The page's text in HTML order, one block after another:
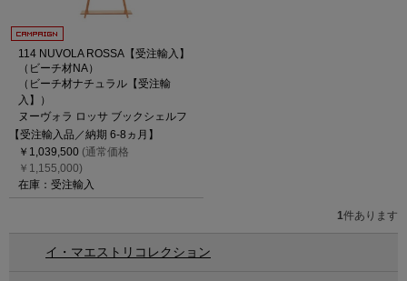
114 NUVOLA ROSSA【受注輸入】
（ビーチ材NA）
（ビーチ材ナチュラル【受注輸
入】）
ヌーヴォラ ロッサ ブックシェルフ
【受注輸入品／納期 6-8ヵ月】
￥1,039,500 (通常価格
￥1,155,000)
在庫：受注輸入
1件あります
イ・マエストリコレクション